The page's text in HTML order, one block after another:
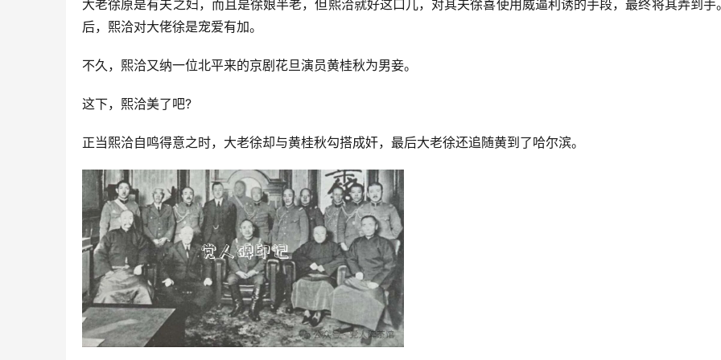
大老徐原是有夫之妇，而且是徐娘半老，但熙洽就好这口儿，对其夫徐喜使用威逼利诱的手段，最终将其弄到手
后，熙洽对大佬徐是宠爱有加。
不久，熙洽又纳一位北平来的京剧花旦演员黄桂秋为男妾。
这下，熙洽美了吧?
正当熙洽自鸣得意之时，大老徐却与黄桂秋勾搭成奸，最后大老徐还追随黄到了哈尔滨。